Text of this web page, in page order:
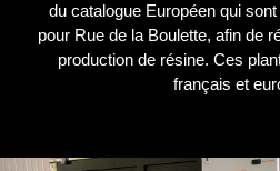
du catalogue Européen qui
pour Rue de la Boulette, afin de
production de résine. Ces
français et